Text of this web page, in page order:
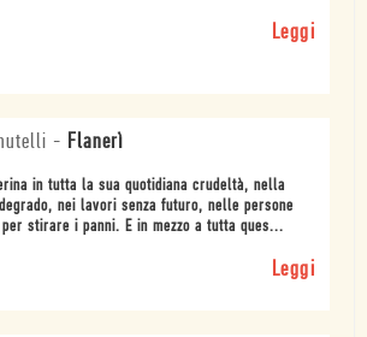
Leggi
- Flanerì
in tutta la sua quotidiana crudeltà, nella
nei lavori senza futuro, nelle persone
stirare i panni. E in mezzo a tutta ques...
Leggi